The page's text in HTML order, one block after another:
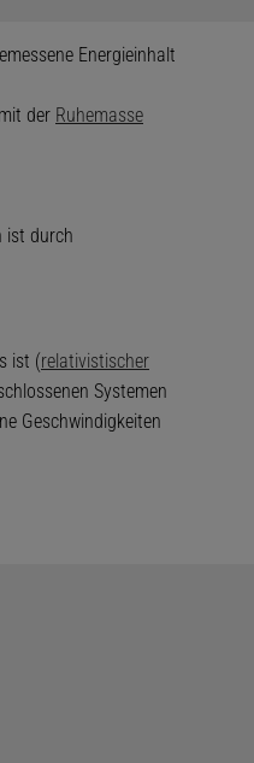
Energieinhalt
der Ruhemasse
ist durch
ist (relativistischer
Systemen
Geschwindigkeiten